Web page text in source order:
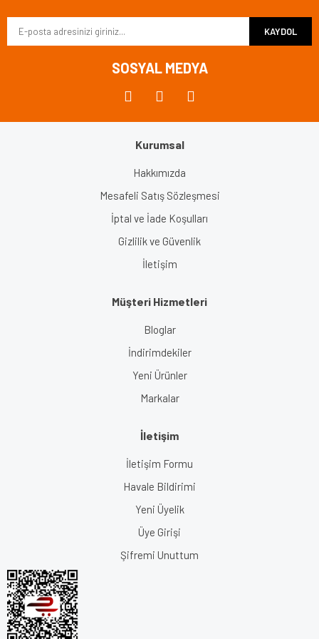
Ürün fiyatı diğer sitelerden daha pahalı.
KAYDOL
SOSYAL MEDYA
Kurumsal
Hakkımızda
Mesafeli Satış Sözleşmesi
İptal ve İade Koşulları
Gizlilik ve Güvenlik
İletişim
Müşteri Hizmetleri
Bloglar
İndirimdekiler
Yeni Ürünler
Markalar
İletişim
İletişim Formu
Havale Bildirimi
Yeni Üyelik
Üye Girişi
Şifremi Unuttum